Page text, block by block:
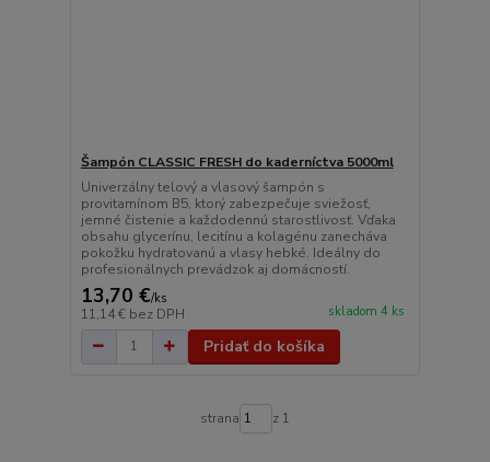
Šampón CLASSIC FRESH do kaderníctva 5000ml
Univerzálny telový a vlasový šampón s
provitamínom B5, ktorý zabezpečuje sviežosť,
jemné čistenie a každodennú starostlivosť. Vďaka
obsahu glycerínu, lecitínu a kolagénu zanecháva
pokožku hydratovanú a vlasy hebké. Ideálny do
profesionálnych prevádzok aj domácností.
13,70 €/ks
11,14 € bez DPH skladom 4 ks
Pridať do košíka
strana z 1